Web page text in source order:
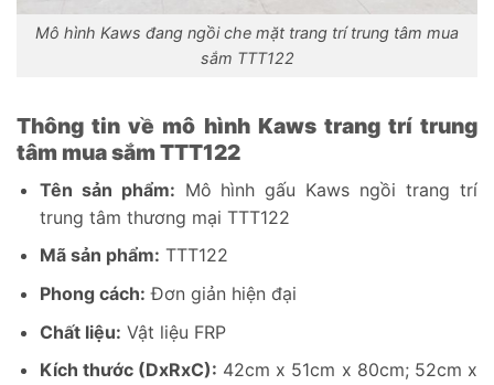
Mô hình Kaws đang ngồi che mặt trang trí trung tâm mua
sắm TTT122
Thông tin về mô hình Kaws trang trí trung
tâm mua sắm TTT122
Tên sản phẩm: Mô hình gấu Kaws ngồi trang trí
trung tâm thương mại TTT122
Mã sản phẩm: TTT122
Phong cách: Đơn giản hiện đại
Chất liệu: Vật liệu FRP
Kích thước (DxRxC): 42cm x 51cm x 80cm; 52cm x